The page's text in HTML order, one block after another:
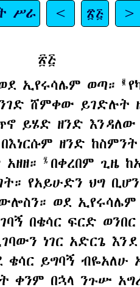
ሥራ < ፳፭ >
፳፭
ኢየሩሳሌም ወጣ። ፪
ሸምቀው
ይሄድ ዘንድ እንዳለው
በእነርሱም ዘንድ
፯ በቀረበም ጊዜ
የአይሁድን ህግ
ወደ
በቄሳር ፍርድ
ነገር አድርጌ
ይግባኝ ብዬአለሁ
ቀንም በኋላ ንጉሡ